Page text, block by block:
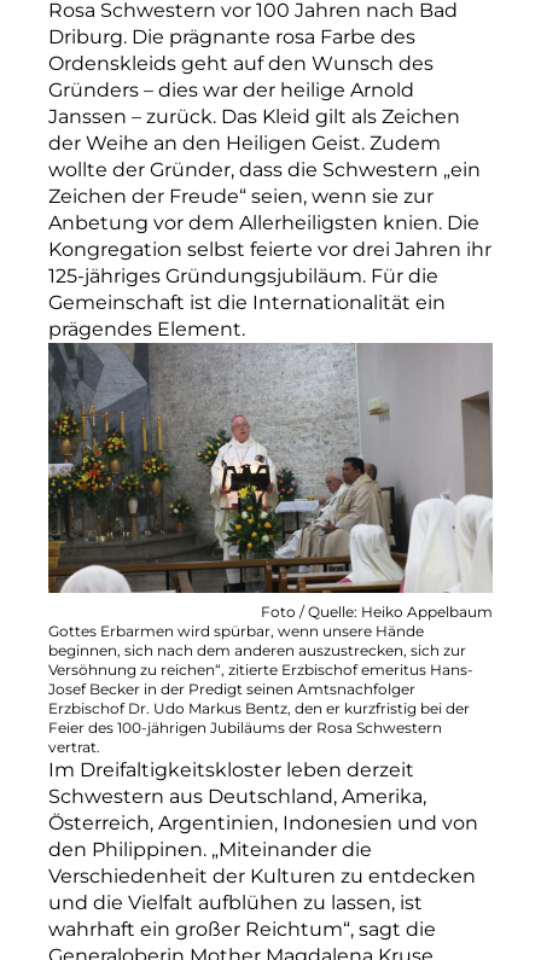
Rosa Schwestern vor 100 Jahren nach Bad
Driburg. Die prägnante rosa Farbe des
Ordenskleids geht auf den Wunsch des
Gründers – dies war der heilige Arnold
Janssen – zurück. Das Kleid gilt als Zeichen
der Weihe an den Heiligen Geist. Zudem
wollte der Gründer, dass die Schwestern „ein
Zeichen der Freude“ seien, wenn sie zur
Anbetung vor dem Allerheiligsten knien. Die
Kongregation selbst feierte vor drei Jahren ihr
125-jähriges Gründungsjubiläum. Für die
Gemeinschaft ist die Internationalität ein
prägendes Element.
Gottes Erbarmen wird spürbar, wenn unsere Hände
beginnen, sich nach dem anderen auszustrecken, sich zur
Versöhnung zu reichen“, zitierte Erzbischof emeritus Hans-
Josef Becker in der Predigt seinen Amtsnachfolger
Erzbischof Dr. Udo Markus Bentz, den er kurzfristig bei der
Feier des 100-jährigen Jubiläums der Rosa Schwestern
vertrat.
Foto / Quelle: Heiko Appelbaum
Im Dreifaltigkeitskloster leben derzeit
Schwestern aus Deutschland, Amerika,
Österreich, Argentinien, Indonesien und von
den Philippinen. „Miteinander die
Verschiedenheit der Kulturen zu entdecken
und die Vielfalt aufblühen zu lassen, ist
wahrhaft ein großer Reichtum“, sagt die